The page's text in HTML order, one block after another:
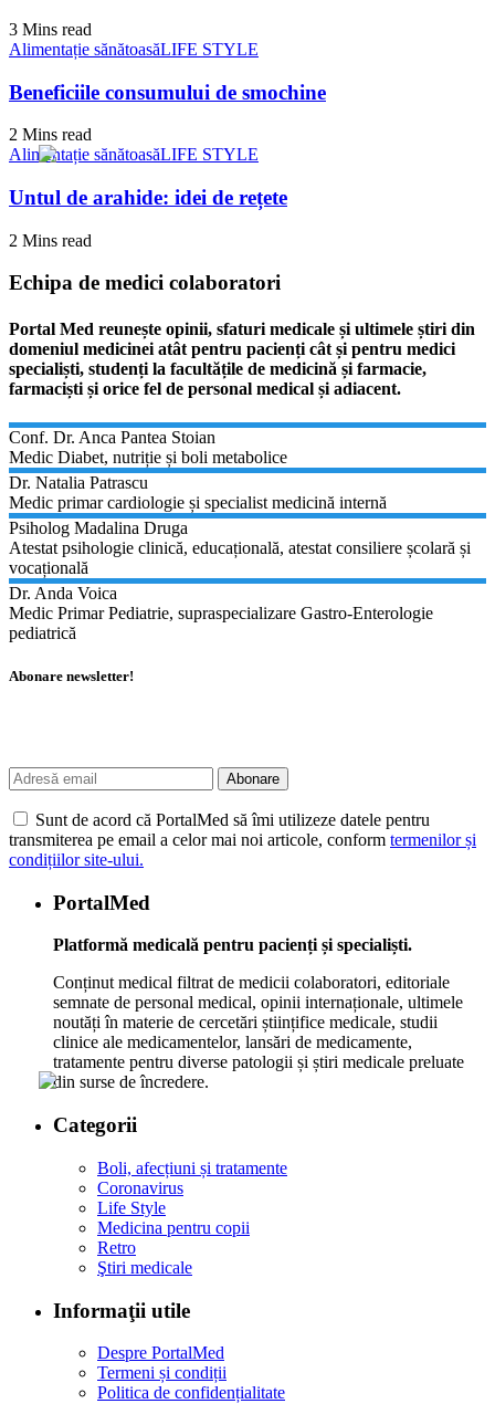
3 Mins read
Alimentație sănătoasăLIFE STYLE
Beneficiile consumului de smochine
2 Mins read
Alimentație sănătoasăLIFE STYLE
Untul de arahide: idei de rețete
2 Mins read
Echipa de medici colaboratori
Portal Med reunește opinii, sfaturi medicale și ultimele știri din
domeniul medicinei atât pentru pacienți cât și pentru medici
specialiști, studenți la facultățile de medicină și farmacie,
farmaciști și orice fel de personal medical și adiacent.
Conf. Dr. Anca Pantea Stoian
Medic Diabet, nutriție și boli metabolice
Dr. Natalia Patrascu
Medic primar cardiologie și specialist medicină internă
Psiholog Madalina Druga
Atestat psihologie clinică, educațională, atestat consiliere școlară și
vocațională
Dr. Anda Voica
Medic Primar Pediatrie, supraspecializare Gastro-Enterologie
pediatrică
Abonare newsletter!
Sunt de acord că PortalMed să îmi utilizeze datele pentru
transmiterea pe email a celor mai noi articole, conform termenilor și
condițiilor site-ului.
PortalMed
Platformă medicală pentru pacienți și specialiști.
Conținut medical filtrat de medicii colaboratori, editoriale
semnate de personal medical, opinii internaționale, ultimele
noutăți în materie de cercetări științifice medicale, studii
clinice ale medicamentelor, lansări de medicamente,
tratamente pentru diverse patologii și știri medicale preluate
din surse de încredere.
Categorii
Boli, afecțiuni și tratamente
Coronavirus
Life Style
Medicina pentru copii
Retro
Ştiri medicale
Informaţii utile
Despre PortalMed
Termeni și condiții
Politica de confidențialitate